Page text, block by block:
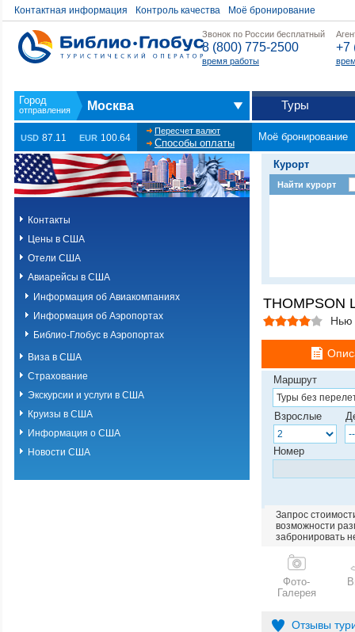
Контактная информация Контроль качества Моё бронирование
Звонок по России бесплатный
8 (800) 775-2500
время работы
+7
Москва Туры
USD 87.11 EUR 100.64
Пересчет валют
Способы оплаты
Моё бронирование
Контакты
Цены в США
Отели США
Авиарейсы в США
Информация об Авиакомпаниях
Информация об Аэропортах
Библио-Глобус в Аэропортах
Виза в США
Страхование
Экскурсии и услуги в США
Круизы в США
Информация о США
Новости США
Курорт
Найти курорт
THOMPSON
Нью
Маршрут
Взрослые
Номер
Запрос
возможности
забронировать
Фото-
Галерея
Отзывы